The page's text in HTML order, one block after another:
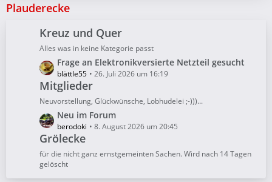
t
e
B
e
i
t
r
ä
g
e
Plauderecke
Kreuz und Quer
Alles was in keine Kategorie passt
L
e
t
z
e
B
i
t
Frage an Elektronikversierte Netzteil gesucht
blättle55 26. Juli 2026 um 16:19
Mitglieder
Neuvorstellung, Glückwünsche, Lobhudelei ;-)))...
L
e
t
z
t
e
Neu im Forum
berodoki 8. August 2026 um 20:45
Grölecke
für die nicht ganz ernstgemeinten Sachen. Wird nach 14 Tagen
gelöscht